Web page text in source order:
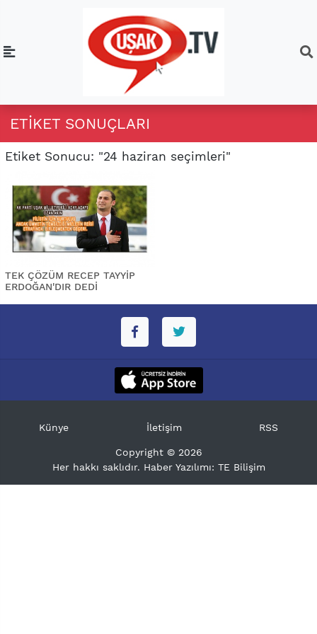
ETIKET SONUÇLARI
Etiket Sonucu: "24 haziran seçimleri"
TEK ÇÖZÜM RECEP TAYYİP
ERDOĞAN'DIR DEDİ
Künye İletişim RSS
Copyright © 2026
Her hakkı saklıdır. Haber Yazılımı: TE Bilişim